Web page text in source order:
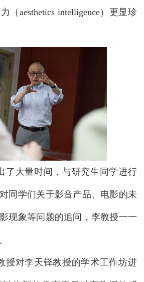
（ aesthetics intelligence）更显珍
了大量时间，与研究生同学进行
同学们关于影音产品、电影的未
现象等问题的追问，李教授一一
授对李天铎教授的学术工作坊进